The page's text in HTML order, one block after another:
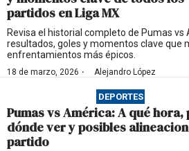
partidos en Liga MX
Revisa el historial completo de Pumas vs
resultados, goles y momentos clave que
enfrentamientos más épicos.
18 de marzo, 2026 · Alejandro López
DEPORTES
Pumas vs América: A qué hora,
dónde ver y posibles
partido